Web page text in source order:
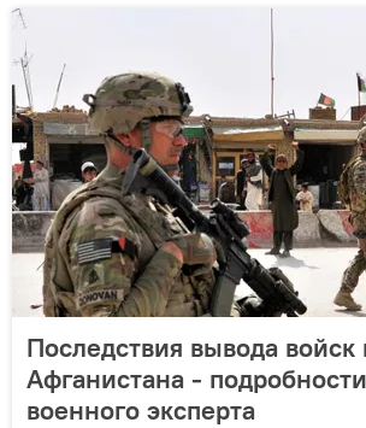
Последствия вывода войск
Афганистана -
военного эксперта